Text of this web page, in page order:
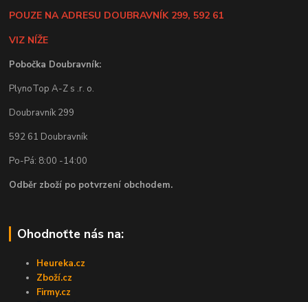
POUZE NA ADRESU DOUBRAVNÍK 299, 592 61
VIZ NÍŽE
Pobočka Doubravník:
PlynoTop A-Z s .r. o.
Doubravník 299
592 61 Doubravník
Po-Pá: 8:00 -14:00
Odběr zboží po potvrzení obchodem.
Ohodnoťte nás na:
Heureka.cz
Zboží.cz
Firmy.cz